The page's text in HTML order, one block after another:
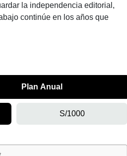
la independencia editorial,
continúe en los años que
Plan Anual
S/1000